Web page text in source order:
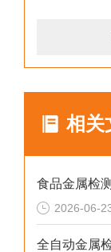
相关
食品金属检
2026-06-
全自动金属